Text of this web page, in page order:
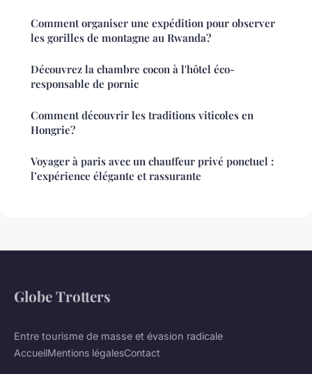
Comment organiser une expédition pour observer
les gorilles de montagne au Rwanda?
Découvrez la chambre cocon à l'hôtel éco-
responsable de pornic
Comment découvrir les traditions viticoles en
Hongrie?
Voyager à paris avec un chauffeur privé ponctuel :
l’expérience élégante et rassurante
Globe Trotters
Entre tourisme de masse et évasion radicale
AccueilMentions légalesContact